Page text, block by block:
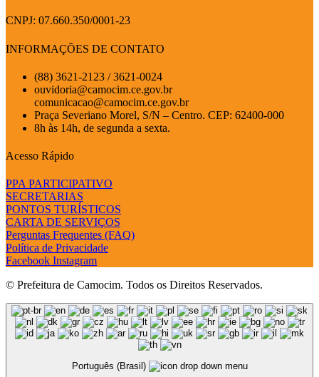
CNPJ: 07.660.350/0001-23
INFORMAÇÕES DE CONTATO
(88) 3621-2123 / 3621-0024
ouvidoria@camocim.ce.gov.br
comunicacao@camocim.ce.gov.br
Praça Severiano Morel, S/N – Centro. CEP: 62400-000
8h às 14h, de segunda a sexta.
Acesso Rápido
PPA PARTICIPATIVO
SECRETARIAS
PONTOS TURÍSTICOS
CARTA DE SERVIÇOS
Perguntas Frequentes (FAQ)
Política de Privacidade
Facebook Instagram
© Prefeitura de Camocim. Todos os Direitos Reservados.
Português (Brasil)